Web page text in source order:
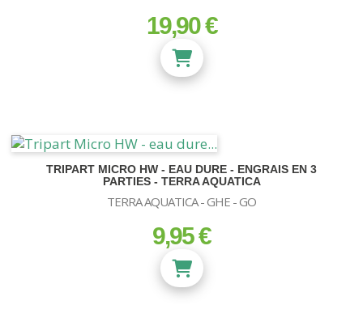
prix
19,90 €
TRIPART MICRO HW - EAU DURE - ENGRAIS EN 3
PARTIES - TERRA AQUATICA
TERRA AQUATICA - GHE - GO
prix
9,95 €